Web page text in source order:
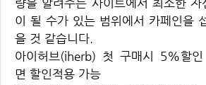
량을 알려주는 사이트에서 최소한
이 될 수가 있는 범위에서 카페인을
을 것 같습니다.
아이허브(iherb) 첫 구매시 5%할
면 할인적용 가능